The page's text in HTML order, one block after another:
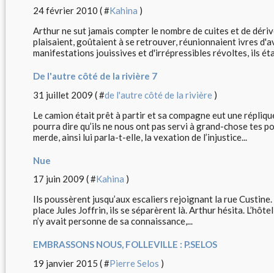
24 février 2010 ( #Kahina )
Arthur ne sut jamais compter le nombre de cuites et de
plaisaient, goûtaient à se retrouver, réunionnaient ivres
manifestations jouissives et d'irrépressibles révoltes, ils
De l'autre côté de la rivière 7
31 juillet 2009 ( #de l'autre côté de la rivière )
Le camion était prêt à partir et sa compagne eut une
pourra dire qu’ils ne nous ont pas servi à grand-chose tes
merde, ainsi lui parla-t-elle, la vexation de l’injustice...
Nue
17 juin 2009 ( #Kahina )
Ils poussèrent jusqu’aux escaliers rejoignant la rue
place Jules Joffrin, ils se séparèrent là. Arthur hésita.
n’y avait personne de sa connaissance,...
EMBRASSONS NOUS, FOLLEVILLE : P.SELOS
19 janvier 2015 ( #Pierre Selos )